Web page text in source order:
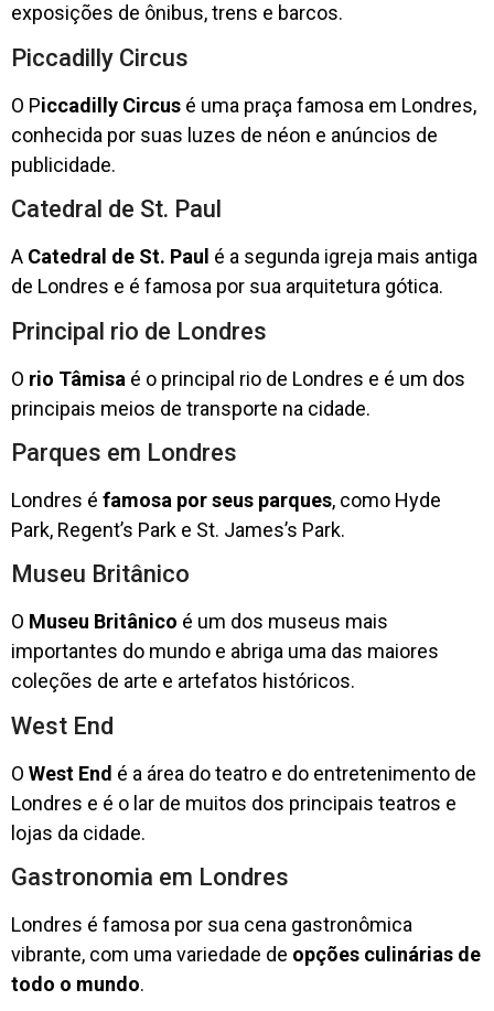
exposições de ônibus, trens e barcos.
Piccadilly Circus
O Piccadilly Circus é uma praça famosa em Londres,
conhecida por suas luzes de néon e anúncios de
publicidade.
Catedral de St. Paul
A Catedral de St. Paul é a segunda igreja mais antiga
de Londres e é famosa por sua arquitetura gótica.
Principal rio de Londres
O rio Tâmisa é o principal rio de Londres e é um dos
principais meios de transporte na cidade.
Parques em Londres
Londres é famosa por seus parques, como Hyde
Park, Regent’s Park e St. James’s Park.
Museu Britânico
O Museu Britânico é um dos museus mais
importantes do mundo e abriga uma das maiores
coleções de arte e artefatos históricos.
West End
O West End é a área do teatro e do entretenimento de
Londres e é o lar de muitos dos principais teatros e
lojas da cidade.
Gastronomia em Londres
Londres é famosa por sua cena gastronômica
vibrante, com uma variedade de opções culinárias de
todo o mundo.